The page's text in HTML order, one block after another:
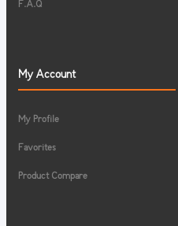
F.A.Q
My Account
My Profile
Favorites
Product Compare